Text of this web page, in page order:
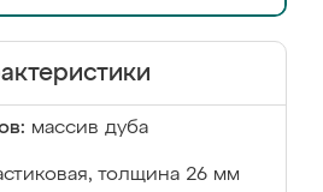
массив дуба
толщина 26 мм